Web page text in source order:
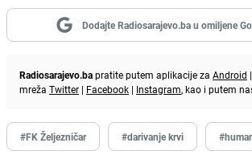
Dodajte Radiosarajevo.ba u omiljene
Radiosarajevo.bapratite putem aplikacije za Android |
mreža Twitter | Facebook | Instagram, kao i putem
#FK Željezničar #darivanje krvi